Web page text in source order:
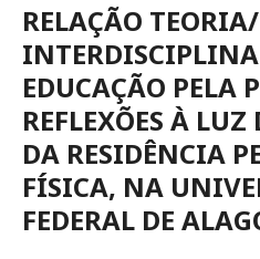
RELAÇÃO
EDUCAÇÃO PELA
REFLEXÕES À
DA RESIDÊNCIA
FÍSICA, NA
FEDERAL DE